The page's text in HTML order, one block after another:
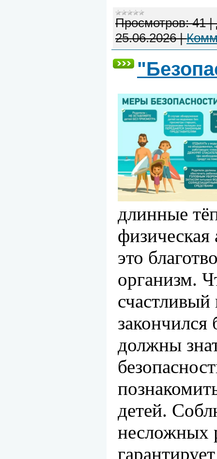
Просмотров: 41 |
25.06.2026 |
длинные
это
организм.
закончился
должны
детей.
несложных